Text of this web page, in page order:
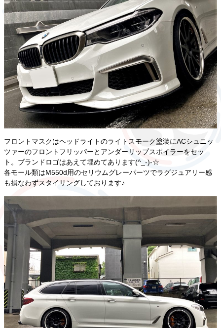
フロントマスクはヘッドライトのライトスモーク塗装にACシュニッ
ツァーのフロントフリッパーとアンダーリップスポイラーをセッ
ト。ブランドロゴはあえて埋めてあります(^_-)-☆
各モール類はM550d用のセリウムグレーパーツでラグジュアリー感
も損なわずスタイリングしております♪